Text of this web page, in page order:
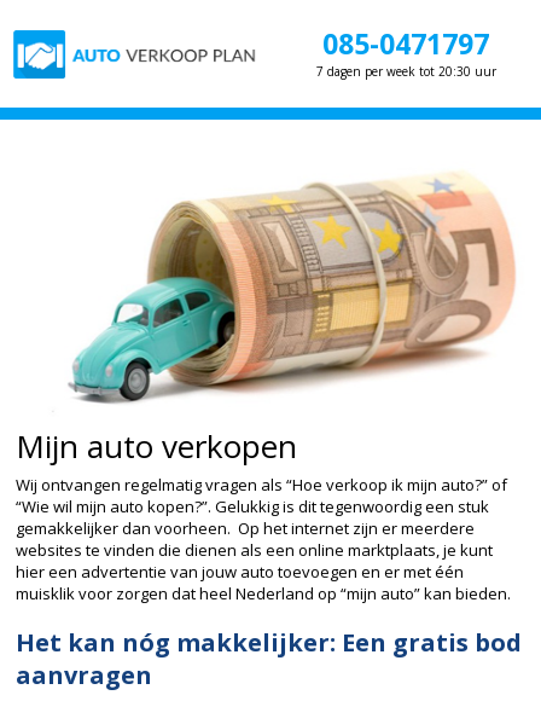
085-0471797
7 dagen per week tot 20:30 uur
Mijn auto verkopen
Wij ontvangen regelmatig vragen als “Hoe verkoop ik mijn auto?” of
“Wie wil mijn auto kopen?”. Gelukkig is dit tegenwoordig een stuk
gemakkelijker dan voorheen.Op het internet zijn er meerdere
websites te vinden die dienen als een online marktplaats, je kunt
hier een advertentie van jouw auto toevoegen en er met één
muisklik voor zorgen dat heel Nederland op “mijn auto” kan bieden.
Het kan nóg makkelijker: Een gratis bod
aanvragen